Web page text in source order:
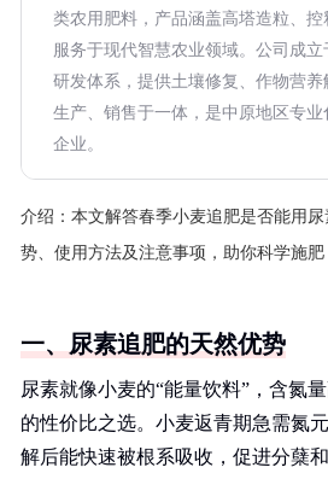
类农用肥料，产品涵盖高塔造粒、控
服务于现代智慧农业领域。公司成立
研发体系，提供土壤修复、作物营养
生产、销售于一体，是中原地区专
企业。
介绍： 本文解答春季小麦追肥是否能用
势、使用方法及注意事项，助你科学施肥
一、尿素追肥的天然优势
尿素就像小麦的“能量饮料”，含氮
的性价比之选。小麦返青期急需氮
解后能快速被根系吸收，促进分蘖